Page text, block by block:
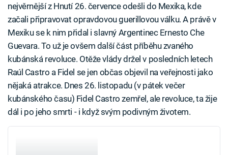
nejvěrnější z Hnutí 26. července odešli do Mexika, kde
začali připravovat opravdovou guerillovou válku. A právě v
Mexiku se k nim přidal i slavný Argentinec Ernesto Che
Guevara. To už je ovšem další část příběhu zvaného
kubánská revoluce. Otěže vlády držel v posledních letech
Raúl Castro a Fidel se jen občas objevil na veřejnosti jako
nějaká atrakce. Dnes 26. listopadu (v pátek večer
kubánského času) Fidel Castro zemřel, ale revoluce, ta žije
dál i po jeho smrti - i když svým podivným životem.